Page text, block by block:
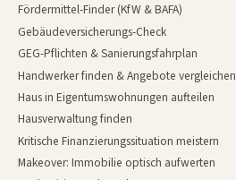
Fördermittel-Finder (KfW & BAFA)
Gebäudeversicherungs-Check
GEG-Pflichten & Sanierungsfahrplan
Handwerker finden & Angebote vergleichen
Haus in Eigentumswohnungen aufteilen
Hausverwaltung finden
Kritische Finanzierungssituation meistern
Makeover: Immobilie optisch aufwerten